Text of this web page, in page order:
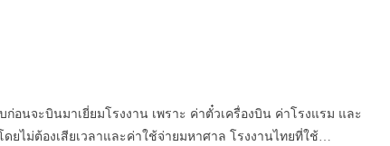
ก่อนจะบินมาเยี่ยมโรงงาน เพราะ ค่าตั๋วเครื่องบิน ค่าโรงแรม และ
ยไม่ต้องเสียเวลาและค่าใช้จ่ายมหาศาล โรงงานไทยที่ใช้…